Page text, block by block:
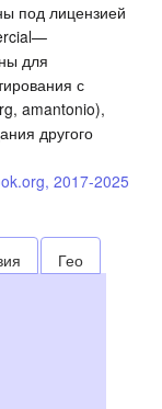
под лицензией
для
с
amantonio),
другого
2017-2025
Гео